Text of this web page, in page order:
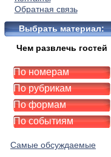
Обратная связь
Выбрать материал:
Чем развлечь гостей
По номерам
По рубрикам
По формам
По событиям
Самые обсуждаемые